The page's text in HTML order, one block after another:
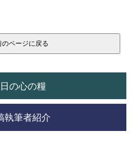
の心の糧
執筆者紹介